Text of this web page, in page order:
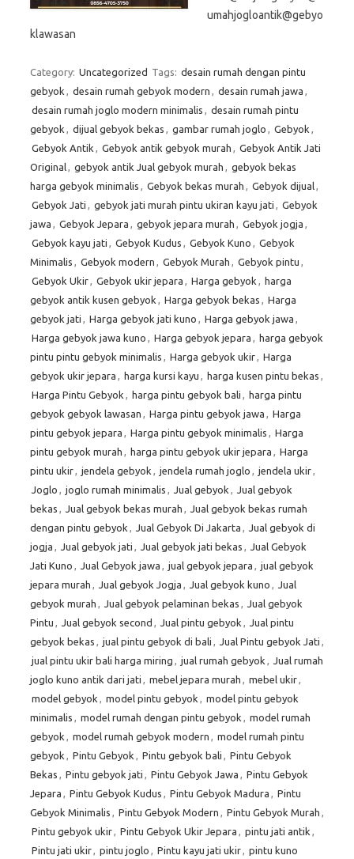
umahjogloantik@gebyo
klawasan
Category: Uncategorized Tags: desain rumah dengan pintu
gebyok , desain rumah gebyok modern , desain rumah jawa ,
desain rumah joglo modern minimalis , desain rumah pintu
gebyok , dijual gebyok bekas , gambar rumah joglo , Gebyok ,
Gebyok Antik , Gebyok antik gebyok murah , Gebyok Antik Jati
Original, gebyok antik Jual gebyok murah , gebyok bekas
harga gebyok minimalis , Gebyok bekas murah , Gebyok dijual,
Gebyok Jati , gebyok jati murah pintu ukiran kayu jati , Gebyok
jawa , Gebyok Jepara , gebyok jepara murah , Gebyok jogja ,
Gebyok kayu jati , Gebyok Kudus , Gebyok Kuno , Gebyok
Minimalis , Gebyok modern , Gebyok Murah , Gebyok pintu ,
Gebyok Ukir, Gebyok ukir jepara , Harga gebyok , harga
gebyok antik kusen gebyok , Harga gebyok bekas , Harga
gebyok jati , Harga gebyok jati kuno , Harga gebyok jawa ,
Harga gebyok jawa kuno , Harga gebyok jepara , harga gebyok
pintu pintu gebyok minimalis , Harga gebyok ukir, Harga
gebyok ukir jepara , harga kursi kayu , harga kusen pintu bekas ,
Harga Pintu Gebyok , harga pintu gebyok bali , harga pintu
gebyok gebyok lawasan , Harga pintu gebyok jawa , Harga
pintu gebyok jepara , Harga pintu gebyok minimalis , Harga
pintu gebyok murah , harga pintu gebyok ukir jepara , Harga
pintu ukir, jendela gebyok , jendela rumah joglo , jendela ukir,
Joglo , joglo rumah minimalis , Jual gebyok , Jual gebyok
bekas , Jual gebyok bekas murah , Jual gebyok bekas rumah
dengan pintu gebyok , Jual Gebyok Di Jakarta , Jual gebyok di
jogja , Jual gebyok jati , Jual gebyok jati bekas , Jual Gebyok
Jati Kuno , Jual Gebyok jawa , jual gebyok jepara , jual gebyok
jepara murah , Jual gebyok Jogja , Jual gebyok kuno , Jual
gebyok murah , Jual gebyok pelaminan bekas , Jual gebyok
Pintu , Jual gebyok second , Jual pintu gebyok , Jual pintu
gebyok bekas , jual pintu gebyok di bali , Jual Pintu gebyok Jati ,
jual pintu ukir bali harga miring , jual rumah gebyok , Jual rumah
joglo kuno antik dari jati , mebel jepara murah , mebel ukir,
model gebyok , model pintu gebyok , model pintu gebyok
minimalis , model rumah dengan pintu gebyok , model rumah
gebyok , model rumah gebyok modern , model rumah pintu
gebyok , Pintu Gebyok , Pintu gebyok bali , Pintu Gebyok
Bekas , Pintu gebyok jati , Pintu Gebyok Jawa , Pintu Gebyok
Jepara , Pintu Gebyok Kudus , Pintu Gebyok Madura , Pintu
Gebyok Minimalis , Pintu Gebyok Modern , Pintu Gebyok Murah ,
Pintu gebyok ukir, Pintu Gebyok Ukir Jepara , pintu jati antik ,
Pintu jati ukir, pintu joglo , Pintu kayu jati ukir, pintu kuno